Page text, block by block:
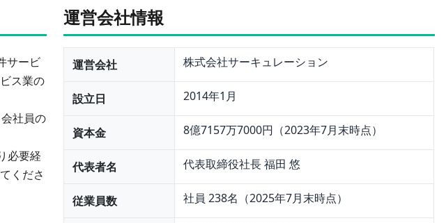
サービ
ス業の
社員の
必要経
くださ
運営会社情報
運営会社 株式会社サーキュレーション
設立日 2014年1月
資本金 8億7157万7000円（2023年7月末時点）
代表者名 代表取締役社長 福田 悠
従業員数 社員 238名（2025年7月末時点）